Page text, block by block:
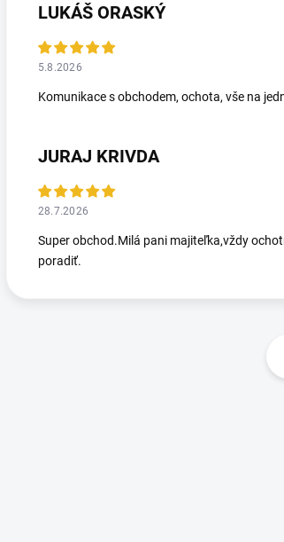
LUKÁŠ ORASKÝ
5.8.2026
Komunikace s obchodem, ochota, vše na
JURAJ KRIVDA
28.7.2026
Super obchod.Milá pani majiteľka,vždy
poradiť.